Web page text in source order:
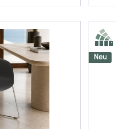
Neu